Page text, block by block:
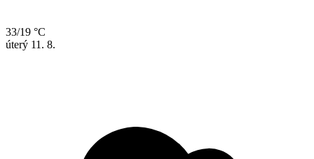
33/19 °C
úterý 11. 8.